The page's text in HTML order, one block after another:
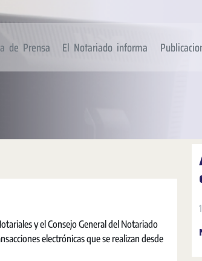
de Prensa El Notariado informa
y el Consejo General del Notariado
electrónicas que se realizan desde